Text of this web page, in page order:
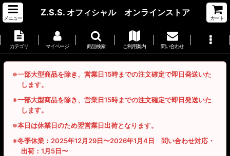
メニュー
Z.S.S. オフィシャル オンラインストア
カート
カテゴリ マイページ 商品検索 ご利用案内 問い合わせ
※一部大型商品を除き、営業日15時までの注文確定で即日発送いた
します。
※一部大型商品を除き、営業日15時までの注文確定で即日発送いた
します。
※本日は休業日のため翌営業日出荷となります。
※冬季休業：2025年12月29日〜2026年1月4日 問い合わせ対応・
出荷：1月5日〜